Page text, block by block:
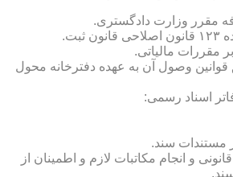
وصول آن به عهده دفترخانه محول
اسناد رسمی:
و انجام مکاتبات لازم و اطمینان از